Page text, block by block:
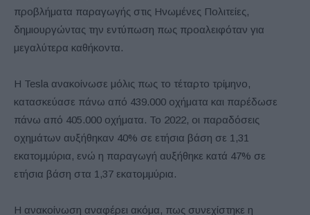
προβλήματα παραγωγής στις Ηνωμένες Πολιτείες,
δημιουργώντας την εντύπωση πως προαλειφόταν για
μεγαλύτερα καθήκοντα.
Η Tesla ανακοίνωσε μόλις πως το τέταρτο τρίμηνο,
κατασκεύασε πάνω από 439.000 οχήματα και παρέδωσε
πάνω από 405.000 οχήματα. Το 2022, οι παραδόσεις
οχημάτων αυξήθηκαν 40% σε ετήσια βάση σε 1,31
εκατομμύρια, ενώ η παραγωγή αυξήθηκε κατά 47% σε
ετήσια βάση στα 1,37 εκατομμύρια.
Η ανακοίνωση αναφέρει ακόμα, πως συνεχίστηκε η